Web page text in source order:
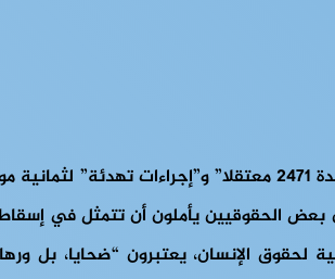
أعلن الرئيس الجزائري عبد المجيد تبون، في بلاغ صحفي، الأربعاء 25 ديسمبر/كانون الأول، عن
الحقوقيين يأملون أن تتمثل في
لحقوق الإنسان، يعتبرون “ضحايا،